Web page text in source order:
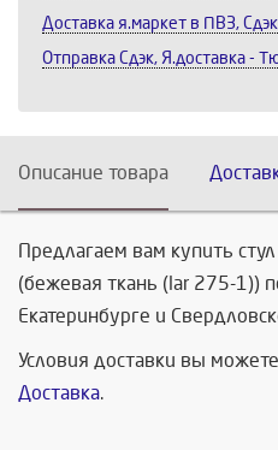
Доставка я.маркет в ПВЗ,
Отправка Сдэк, Я.доставка -
Описание товара
Предлагаем вам купить
(бежевая ткань (lar 275-1))
Екатеринбурге и
Условия доставки вы
Доставка.